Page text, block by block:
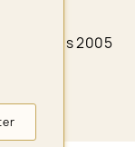
depuis 2005